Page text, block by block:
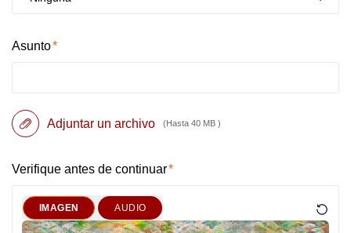
Asunto
Adjuntar un archivo (Hasta 40 MB )
Verifique antes de continuar
IMAGEN AUDIO